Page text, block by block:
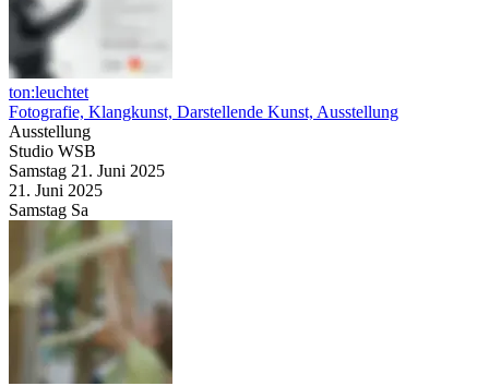
ton:leuchtet
Fotografie, Klangkunst, Darstellende Kunst, Ausstellung
Ausstellung
Studio WSB
Samstag 21. Juni 2025
21. Juni 2025
Samstag Sa